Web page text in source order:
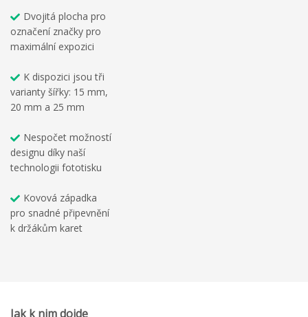
Dvojitá plocha pro
označení značky pro
maximální expozici
K dispozici jsou tři
varianty šířky: 15 mm,
20 mm a 25 mm
Nespočet možností
designu díky naší
technologii fototisku
Kovová západka
pro snadné připevnění
k držákům karet
Jak k nim dojde